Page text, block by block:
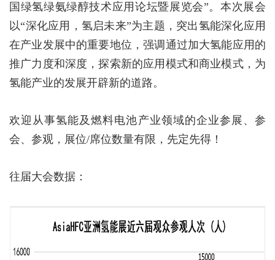
国绿氢绿氨绿醇技术应用论坛暨展览会”。本次展会
以“深化应用，氢启未来”为主题，突出氢能深化应用
在产业发展中的重要地位，强调通过加大氢能应用的
推广力度和深度，探索新的应用模式和商业模式，为
氢能产业的发展开辟新的道路。
欢迎从事氢能及燃料电池产业领域的企业参展、参
会、参观，展位/席位数量有限，先定先得！
往届大会数据：